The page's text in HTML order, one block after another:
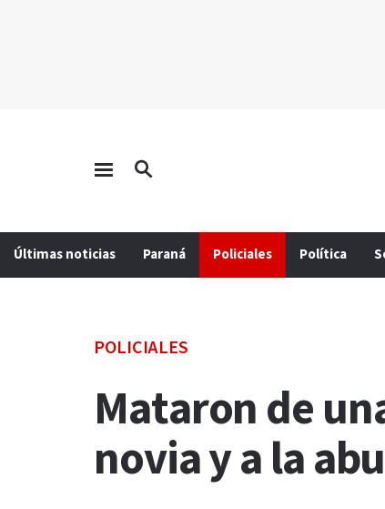
Últimas noticias Paraná Policiales Política
POLICIALES
Mataron de
novia y a la